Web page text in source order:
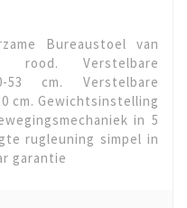
Bureaustoel van
rood. Verstelbare
53 cm. Verstelbare
cm. Gewichtsinstelling
in 5
rugleuning simpel in
garantie